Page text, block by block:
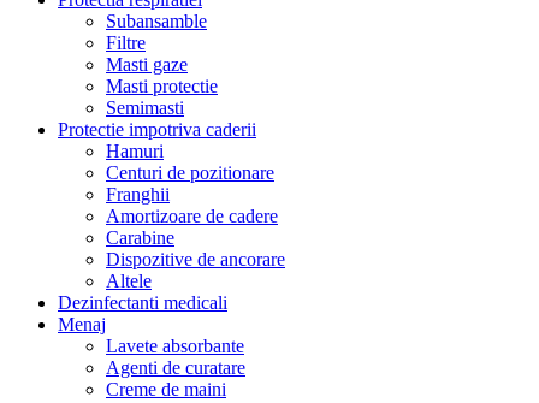
Subansamble
Filtre
Masti gaze
Masti protectie
Semimasti
Protectie impotriva caderii
Hamuri
Centuri de pozitionare
Franghii
Amortizoare de cadere
Carabine
Dispozitive de ancorare
Altele
Dezinfectanti medicali
Menaj
Lavete absorbante
Agenti de curatare
Creme de maini